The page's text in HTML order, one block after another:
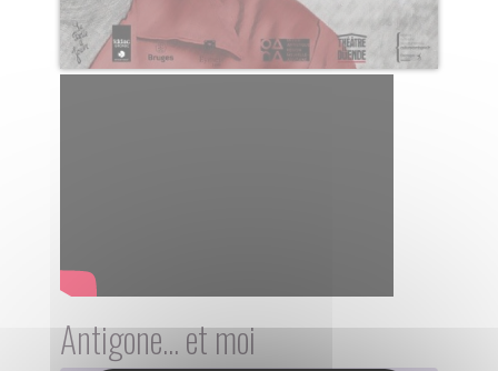
Antigone... et moi